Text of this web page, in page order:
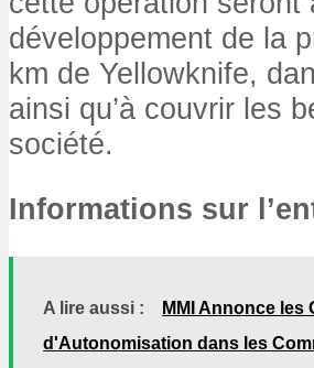
développement de la
km de Yellowknife,
ainsi qu’à couvrir les
société.
Informations sur
A lire aussi :
MMI Annonce
d'Autonomisation dans les